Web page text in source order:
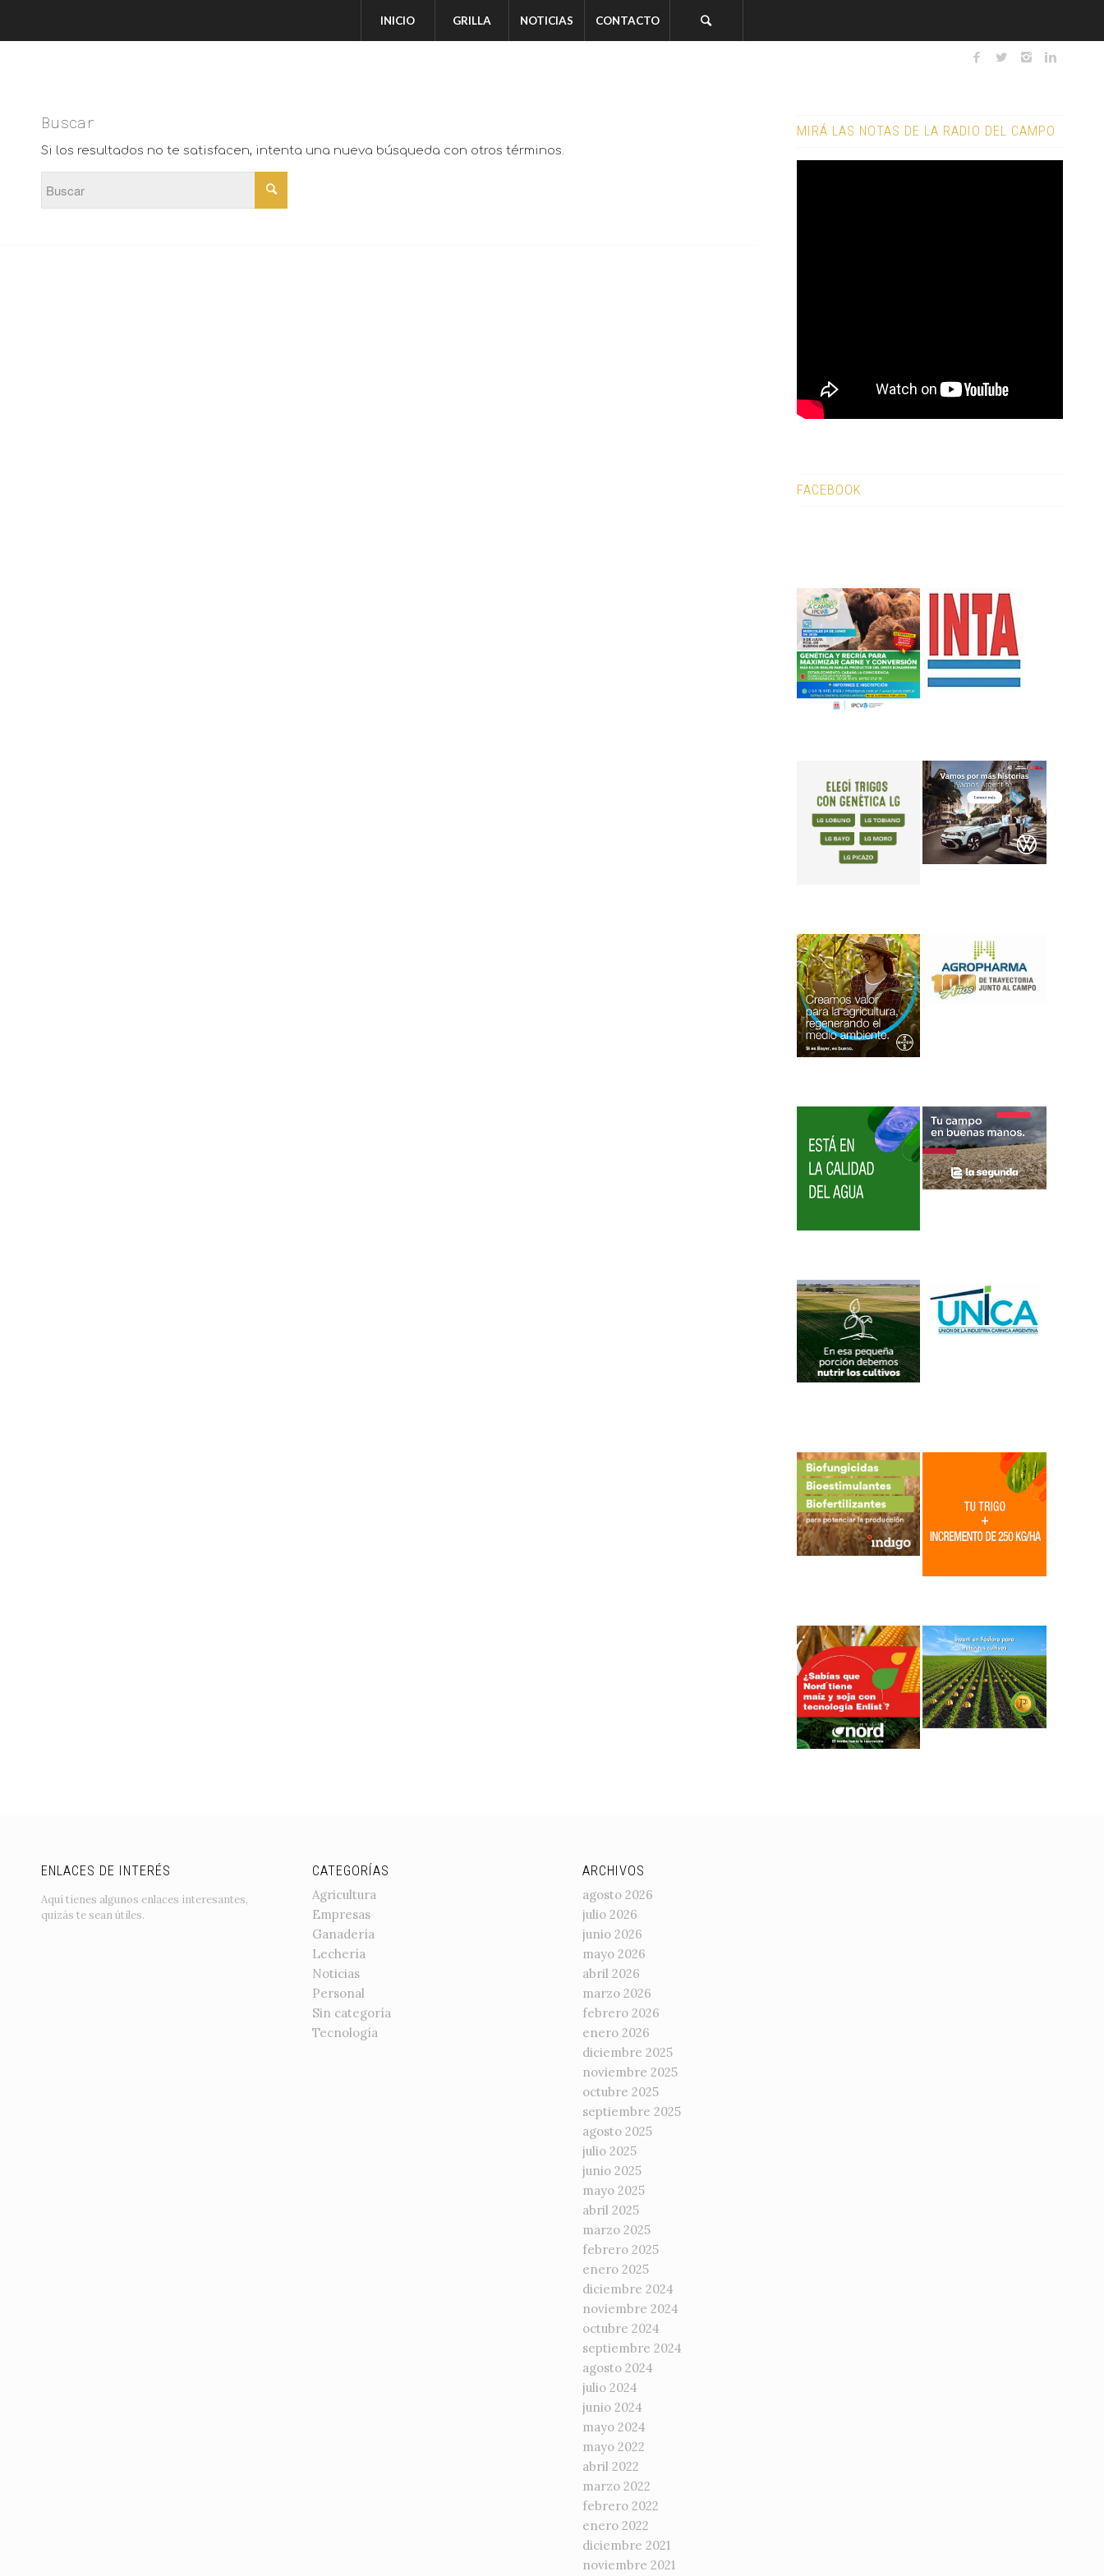
INICIO GRILLA NOTICIAS CONTACTO
Buscar
Si los resultados no te satisfacen, intenta una nueva búsqueda con otros términos.
MIRÁ LAS NOTAS DE LA RADIO DEL CAMPO
FACEBOOK
ENLACES DE INTERÉS
Aquí tienes algunos enlaces interesantes,
quizás te sean útiles.
CATEGORÍAS
Agricultura
Empresas
Ganadería
Lechería
Noticias
Personal
Sin categoría
Tecnología
ARCHIVOS
agosto 2026
julio 2026
junio 2026
mayo 2026
abril 2026
marzo 2026
febrero 2026
enero 2026
diciembre 2025
noviembre 2025
octubre 2025
septiembre 2025
agosto 2025
julio 2025
junio 2025
mayo 2025
abril 2025
marzo 2025
febrero 2025
enero 2025
diciembre 2024
noviembre 2024
octubre 2024
septiembre 2024
agosto 2024
julio 2024
junio 2024
mayo 2024
mayo 2022
abril 2022
marzo 2022
febrero 2022
enero 2022
diciembre 2021
noviembre 2021